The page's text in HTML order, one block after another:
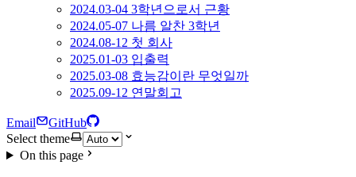
2024.03-04 3학년으로서 근황
2024.05-07 나름 알찬 3학년
2024.08-12 첫 회사
2025.01-03 입출력
2025.03-08 효능감이란 무엇일까
2025.09-12 연말회고
Email
GitHub
Select theme
On this page